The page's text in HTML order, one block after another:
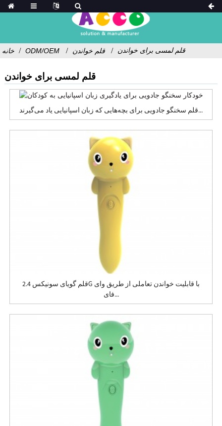
خانه ODM/OEM قلم خواندن قلم لمسی برای خواندن
قلم لمسی برای خواندن
قلم سخنگو جادویی برای بچه‌هایی که زبان اسپانیایی یاد می‌گیرند...
قلم گویای سونیکس 2.4G با قابلیت خواندن تعاملی از طریق وای
فای...